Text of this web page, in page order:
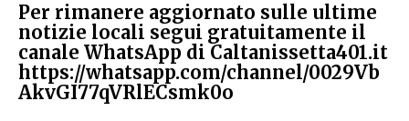
Per rimanere aggiornato sulle ultime
notizie locali segui gratuitamente il
canale WhatsApp di Caltanissetta401.it
https://whatsapp.com/channel/0029Vb
AkvGI77qVRlECsmk0o